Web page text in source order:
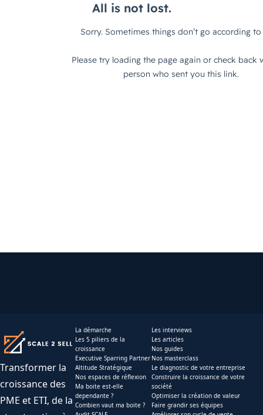
Transformer la
croissance des
PME et ETI, de la
La démarche
Les 5 piliers de la
croissance
Executive Sparring Partner
Altitude Stratégique
Nos espaces de réflexion
Ma boite est-elle
dependante ?
Combien vaut ma boite ?
Les interviews
Les articles
Nos guides
Nos masterclass
Le diagnostic de votre entreprise
Construire la croissance de votre
société
Optimiser la création de valeur
Faire grandir ses équipes